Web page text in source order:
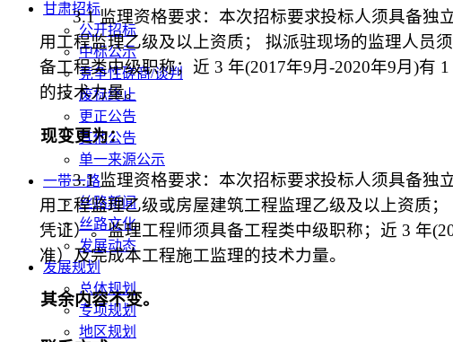
甘肃招标
公开招标
中标公示
竞争性磋商/谈判
废标终止
更正公告
其他公告
单一来源公示
一带一路
丝路新闻
丝路文化
发展动态
发展规划
总体规划
专项规划
地区规划
3.1 监理资格要求： 本次招标要求投标人须具备独
用工程监理乙级及以上资质； 拟派驻现场的监理人员
备工程类中级职称；近 3 年(201 7年9月 -2020年9月 )有 1
的技术力量。
现变更为：
3.1 监理资格要求： 本次招标要求投标人须具备独
用工程监理乙级或房屋建筑工程监理乙级及以上资质；
凭证）。监理工程师须具备工程类中级职称；近 3 年
准）及完成本工程施工监理的技术力量。
其余内容不变。